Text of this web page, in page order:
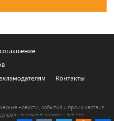
Контакты
новости, события и происшествия
и для мусульман – всё это